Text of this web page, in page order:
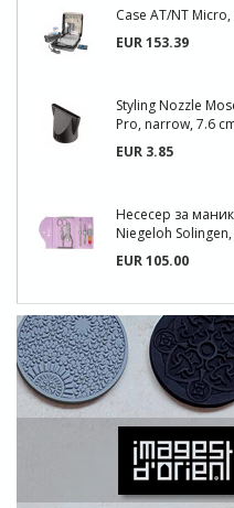
Case AT/NT
EUR 153.39
Styling Nozzle
Pro, narrow, 7.6
EUR 3.85
Несесер за
Niegeloh Solingen,
EUR 105.00